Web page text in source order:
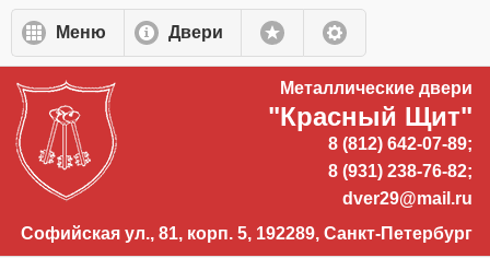
Перейти к основному содержанию
Меню
Двери
Металлические двери
"Красный Щит"
8 (812) 642-07-89;
8 (931) 238-76-82;
dver29@mail.ru
Софийская ул., 81, корп. 5, 192289, Санкт-Петербург